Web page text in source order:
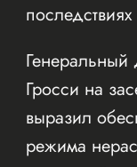
Гросси на
выразил
режима